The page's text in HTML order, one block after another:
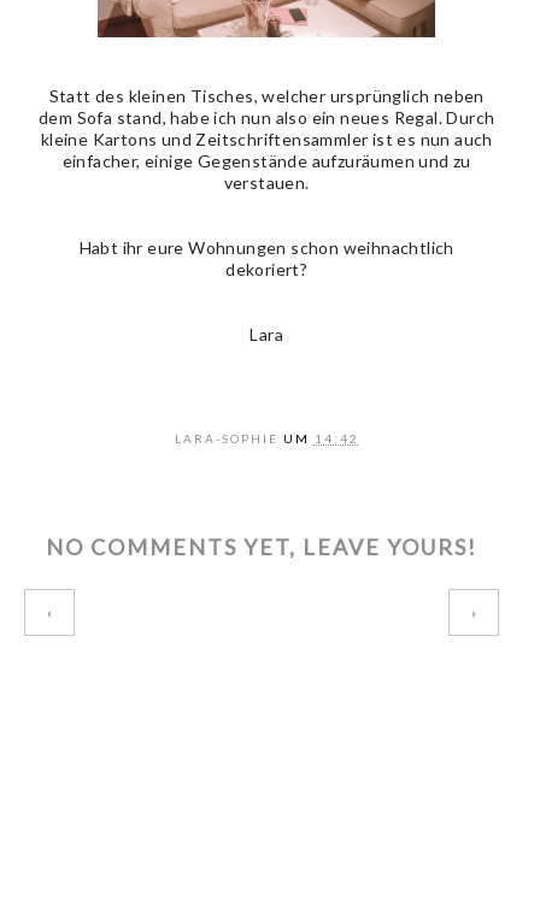
Statt des kleinen Tisches, welcher ursprünglich neben
dem Sofa stand, habe ich nun also ein neues Regal. Durch
kleine Kartons und Zeitschriftensammler ist es nun auch
einfacher, einige Gegenstände aufzuräumen und zu
verstauen.
Habt ihr eure Wohnungen schon weihnachtlich
dekoriert?
Lara
LARA-SOPHIE UM 14:42
NO COMMENTS YET, LEAVE YOURS!
‹ ›